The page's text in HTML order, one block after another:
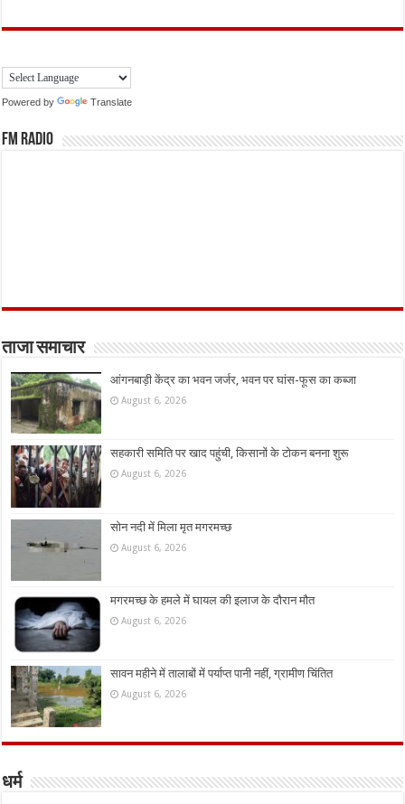
Powered by Translate
FM Radio
ताजा समाचार
आंगनबाड़ी केंद्र का भवन जर्जर, भवन पर घांस-फूस का कब्जा
August 6, 2026
सहकारी समिति पर खाद पहुंची, किसानों के टोकन बनना शुरू
August 6, 2026
सोन नदी में मिला मृत मगरमच्छ
August 6, 2026
मगरमच्छ के हमले में घायल की इलाज के दौरान मौत
August 6, 2026
सावन महीने में तालाबों में पर्याप्त पानी नहीं, ग्रामीण चिंतित
August 6, 2026
धर्म